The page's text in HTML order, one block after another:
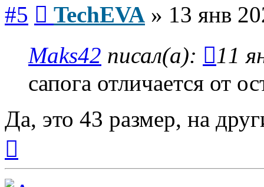
#5 TechEVA » 13 янв
Maks42 писал(а):
11
сапога отличается от
Да, это 43 размер, на
началу